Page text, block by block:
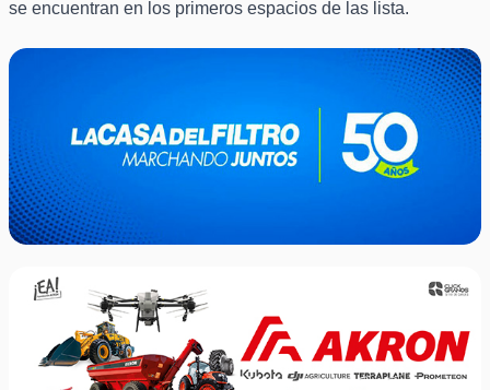
se encuentran en los primeros espacios de las lista.